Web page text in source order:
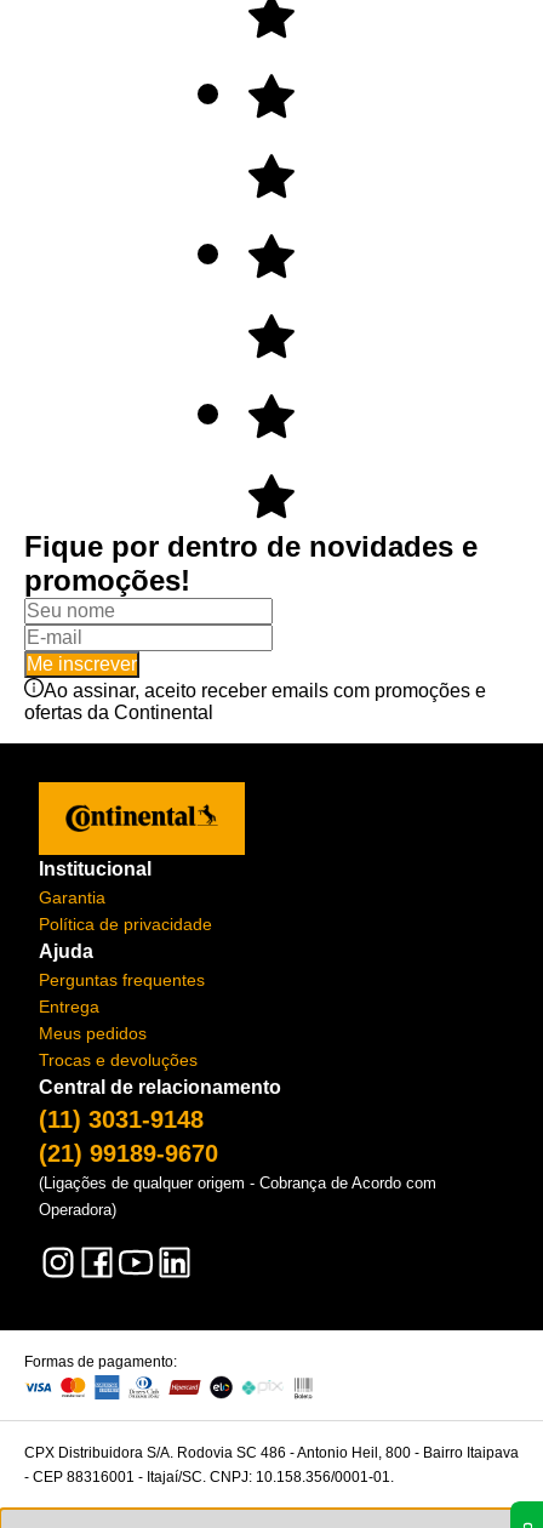
Fique por dentro de novidades e
promoções!
Me inscrever
Ao assinar, aceito receber emails com promoções e
ofertas da Continental
Institucional
Garantia
Política de privacidade
Ajuda
Perguntas frequentes
Entrega
Meus pedidos
Trocas e devoluções
Central de relacionamento
(11) 3031-9148
(21) 99189-9670
(Ligações de qualquer origem - Cobrança de Acordo com
Operadora)
Formas de pagamento:
CPX Distribuidora S/A. Rodovia SC 486 - Antonio Heil, 800 - Bairro Itaipava
- CEP 88316001 - Itajaí/SC. CNPJ: 10.158.356/0001-01.